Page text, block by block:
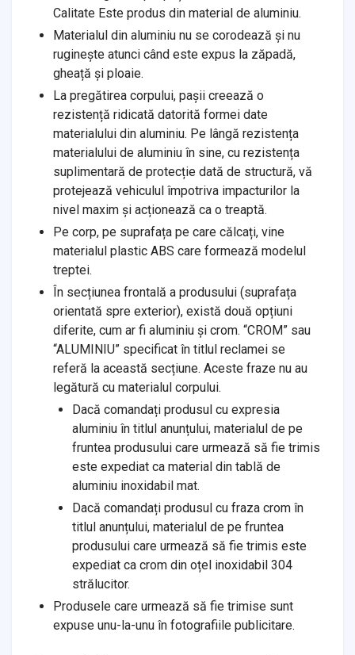
Calitate Este produs din material de aluminiu.
Materialul din aluminiu nu se corodează și nu
ruginește atunci când este expus la zăpadă,
gheață și ploaie.
La pregătirea corpului, pașii creează o
rezistență ridicată datorită formei date
materialului din aluminiu. Pe lângă rezistența
materialului de aluminiu în sine, cu rezistența
suplimentară de protecție dată de structură, vă
protejează vehiculul împotriva impacturilor la
nivel maxim și acționează ca o treaptă.
Pe corp, pe suprafața pe care călcați, vine
materialul plastic ABS care formează modelul
treptei.
În secțiunea frontală a produsului (suprafața
orientată spre exterior), există două opțiuni
diferite, cum ar fi aluminiu și crom. “CROM” sau
“ALUMINIU” specificat în titlul reclamei se
referă la această secțiune. Aceste fraze nu au
legătură cu materialul corpului.
Dacă comandați produsul cu expresia
aluminiu în titlul anunțului, materialul de pe
fruntea produsului care urmează să fie trimis
este expediat ca material din tablă de
aluminiu inoxidabil mat.
Dacă comandați produsul cu fraza crom în
titlul anunțului, materialul de pe fruntea
produsului care urmează să fie trimis este
expediat ca crom din oțel inoxidabil 304
strălucitor.
Produsele care urmează să fie trimise sunt
expuse unu-la-unu în fotografiile publicitare.